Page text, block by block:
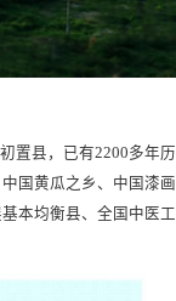
置县，已有2200多年历
国黄瓜之乡、中国漆画
本均衡县、全国中医工